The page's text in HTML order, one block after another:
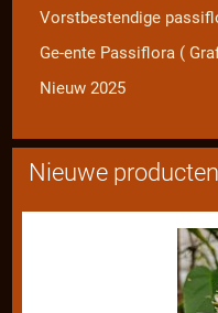
Vorstbestendige
Ge-ente Passiflora (
Nieuw 2025
Nieuwe producten